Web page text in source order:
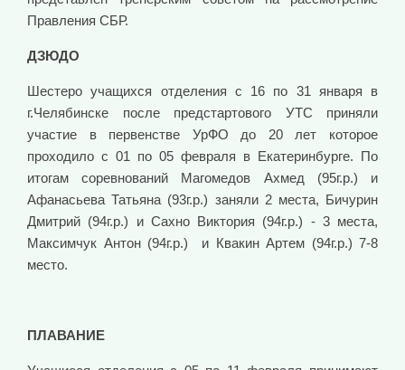
Правления СБР.
ДЗЮДО
Шестеро учащихся отделения с 16 по 31 января в
г.Челябинске после предстартового УТС приняли
участие в первенстве УрФО до 20 лет которое
проходило с 01 по 05 февраля в Екатеринбурге. По
итогам соревнований Магомедов Ахмед (95г.р.) и
Афанасьева Татьяна (93г.р.) заняли 2 места, Бичурин
Дмитрий (94г.р.) и Сахно Виктория (94г.р.) - 3 места,
Максимчук Антон (94г.р.) и Квакин Артем (94г.р.) 7-8
место.
ПЛАВАНИЕ